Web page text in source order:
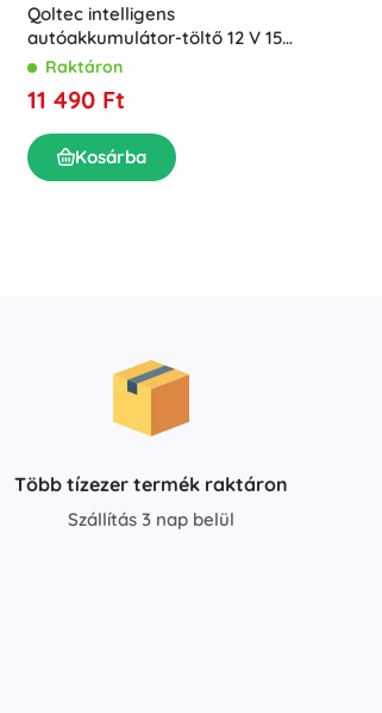
Qoltec intelligens
autóakkumulátor-töltő 12 V 15
A, javító funkcióval
Raktáron
11 490 Ft
Kosárba
Több tízezer termék raktáron
Szállítás 3 nap belül